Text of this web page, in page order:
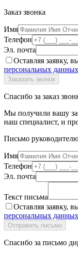
Заказ звонка
Имя
Телефон
Эл. почта
Оставляя заявку,
персональных данных
Спасибо за заказ
Мы получили вашу
наш специалист, и
Письмо
Имя
Телефон
Эл. почта
Текст письма
Оставляя заявку,
персональных данных
Спасибо за письмо